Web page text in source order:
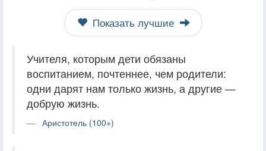
Показать лучшие
Учителя, которым дети обязаны
воспитанием, почтеннее, чем родители:
одни дарят нам только жизнь, а другие —
добрую жизнь.
Аристотель (100+)